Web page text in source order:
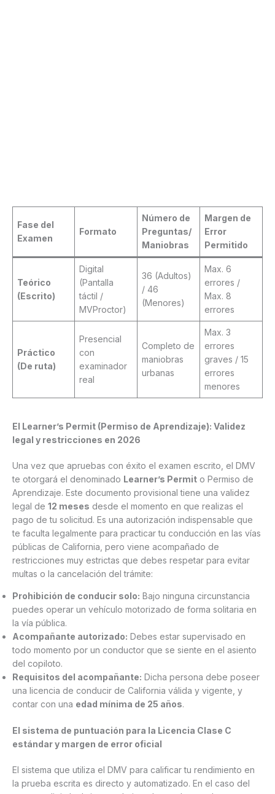
Fase del
Examen
Formato
Número de
Preguntas/
Maniobras
Margen de
Error
Permitido
Teórico
(Escrito)
Digital
(Pantalla
táctil /
MVProctor)
36 (Adultos)
/ 46
(Menores)
Max. 6
errores /
Max. 8
errores
Práctico
(De ruta)
Presencial
con
examinador
real
Completo de
maniobras
urbanas
Max. 3
errores
graves / 15
errores
menores
El Learner’s Permit (Permiso de Aprendizaje): Validez
legal y restricciones en 2026
Una vez que apruebas con éxito el examen escrito, el DMV
te otorgará el denominado Learner’s Permit o Permiso de
Aprendizaje. Este documento provisional tiene una validez
legal de 12 meses desde el momento en que realizas el
pago de tu solicitud. Es una autorización indispensable que
te faculta legalmente para practicar tu conducción en las vías
públicas de California, pero viene acompañado de
restricciones muy estrictas que debes respetar para evitar
multas o la cancelación del trámite:
Prohibición de conducir solo: Bajo ninguna circunstancia
puedes operar un vehículo motorizado de forma solitaria en
la vía pública.
Acompañante autorizado: Debes estar supervisado en
todo momento por un conductor que se siente en el asiento
del copiloto.
Requisitos del acompañante: Dicha persona debe poseer
una licencia de conducir de California válida y vigente, y
contar con una edad mínima de 25 años.
El sistema de puntuación para la Licencia Clase C
estándar y margen de error oficial
El sistema que utiliza el DMV para calificar tu rendimiento en
la prueba escrita es directo y automatizado. En el caso del